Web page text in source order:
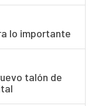
lo importante
talón de